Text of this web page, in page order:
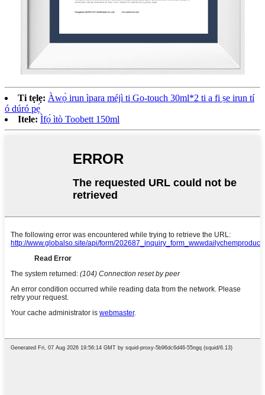
Ti tẹlẹ: Àwọ̀ irun ìpara méjì ti Go-touch 30ml*2 ti a fi ṣe irun tí
ó dúró pẹ́
Itele: Ìfọ́ ìtò Toobett 150ml